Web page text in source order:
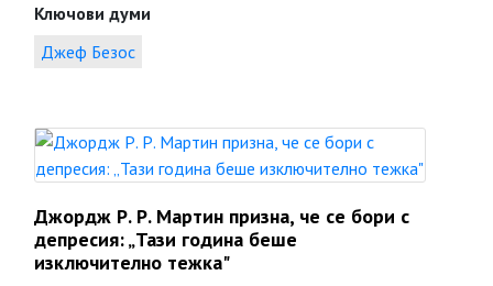
Ключови думи
Джеф Безос
Джордж Р. Р. Мартин призна, че се бори с
депресия: „Тази година беше
изключително тежка"